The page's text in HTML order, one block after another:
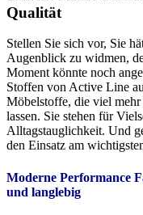
Qualität
Stellen Sie sich vor, Sie
Augenblick zu widmen,
Moment könnte noch
Stoffen von Active Line
Möbelstoffe, die viel mehr
lassen. Sie stehen für
Alltagstauglichkeit. Und
den Einsatz am
Moderne Performance
und langlebig